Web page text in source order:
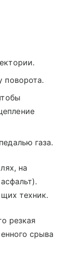
поворота.
газа.
на
техник.
резкая
срыва